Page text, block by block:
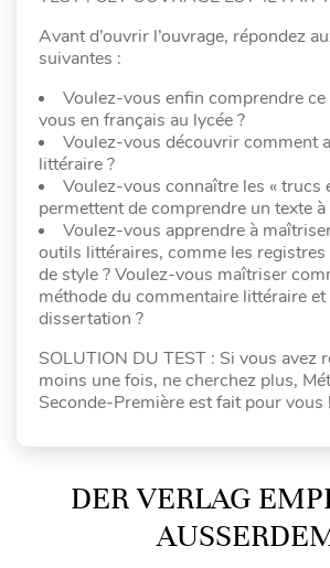
Avant d’ouvrir l’ouvrage, répondez
suivantes :
Voulez-vous enfin comprendre ce
vous en français au lycée ?
Voulez-vous découvrir comment
littéraire ?
Voulez-vous connaître les « trucs
permettent de comprendre un texte
Voulez-vous apprendre à
outils littéraires, comme les
de style ? Voulez-vous maîtriser
méthode du commentaire littéraire et
dissertation ?
SOLUTION DU TEST : Si vous avez
moins une fois, ne cherchez plus,
Seconde-Première est fait pour vous !
DER VERLAG
AUSSERDEM